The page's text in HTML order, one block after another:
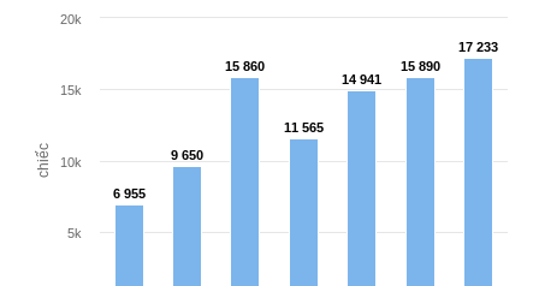
chiếc
6 955
6 955
9 650
9 650
15 860
15 860
11 565
11 565
14 941
14 941
15 890
15 890
17 233
17 233
5k
10k
15k
20k